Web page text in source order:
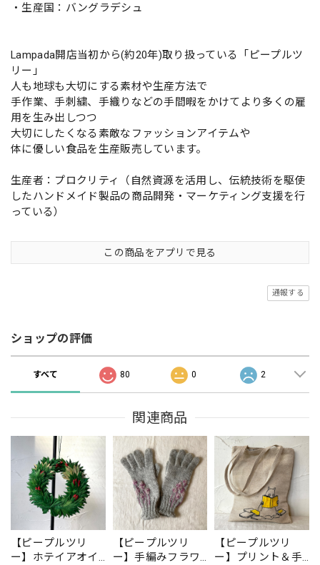
・生産国：バングラデシュ
Lampada開店当初から(約20年)取り扱っている「ピープルツ
リー」
人も地球も大切にする素材や生産方法で
手作業、手刺繍、手織りなどの手間暇をかけてより多くの雇
用を生み出しつつ
大切にしたくなる素敵なファッションアイテムや
体に優しい食品を生産販売しています。
生産者：プロクリティ（自然資源を活用し、伝統技術を駆使
したハンドメイド製品の商品開発・マーケティング支援を行
っている）
この商品をアプリで見る
通報する
ショップの評価
すべて 80 0 2
関連商品
【ピープルツリ
ー】ホテイアオイ
【ピープルツリ
ー】手編みフラワ
【ピープルツリ
ー】プリント＆手